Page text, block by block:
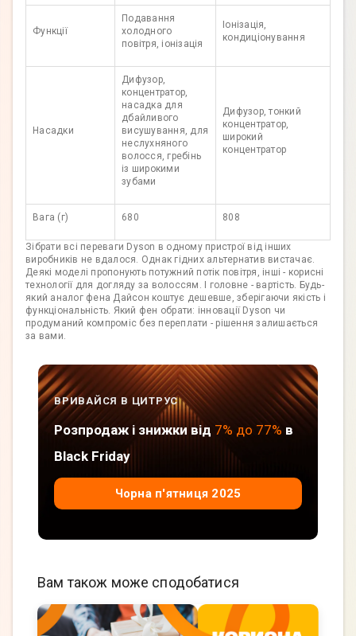
Функції
Подавання
холодного
повітря, іонізація
Іонізація,
кондиціонування
Насадки
Дифузор,
концентратор,
насадка для
дбайливого
висушування, для
неслухняного
волосся, гребінь
із широкими
зубами
Дифузор, тонкий
концентратор,
широкий
концентратор
Вага (г) 680 808
Зібрати всі переваги Dyson в одному пристрої від інших
виробників не вдалося. Однак гідних альтернатив вистачає.
Деякі моделі пропонують потужний потік повітря, інші - корисні
технології для догляду за волоссям. І головне - вартість. Будь-
який аналог фена Дайсон коштує дешевше, зберігаючи якість і
функціональність. Який фен обрати: інновації Dyson чи
продуманий компроміс без переплати - рішення залишається
за вами.
ВРИВАЙСЯ В ЦИТРУС
Розпродаж і знижки від 7% до 77% в
Black Friday
Чорна п'ятниця 2025
Вам також може сподобатися